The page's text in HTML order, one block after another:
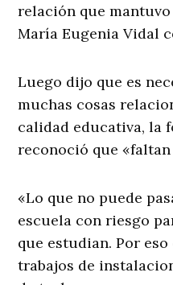
relación que
María Eugenia Vidal
Luego dijo que es
muchas cosas
calidad educativa, la
reconoció que «faltan
«Lo que no puede
escuela con riesgo
que estudian. Por
trabajos de